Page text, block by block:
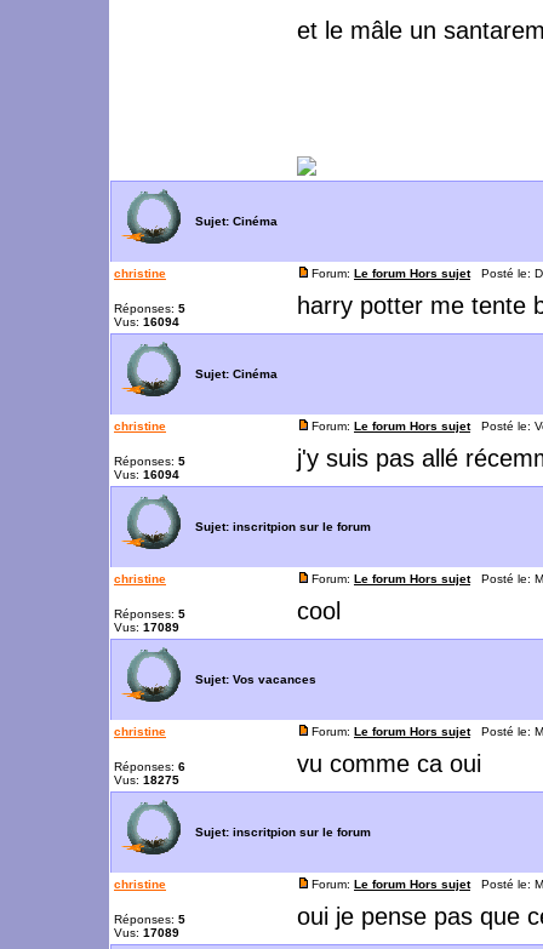
et le mâle un
Sujet: Cinéma
christine
Réponses: 5
Vus: 16094
Forum: Le forum Hors sujetPosté le:
harry potter me tente
Sujet: Cinéma
christine
Réponses: 5
Vus: 16094
Forum: Le forum Hors sujetPosté le:
j'y suis pas allé
Sujet: inscritpion sur le forum
christine
Réponses: 5
Vus: 17089
Forum: Le forum Hors sujetPosté le:
cool
Sujet: Vos vacances
christine
Réponses: 6
Vus: 18275
Forum: Le forum Hors sujetPosté le:
vu comme ca oui
Sujet: inscritpion sur le forum
christine
Réponses: 5
Vus: 17089
Forum: Le forum Hors sujetPosté le:
oui je pense pas que